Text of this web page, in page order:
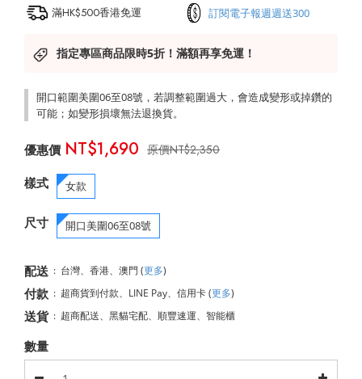
滿HK$500香港免運
訂閱電子報週週送300
指定專區商品限時5折！滿額再享免運！
開口範圍美圍06至08號，若調整範圍過大，會造成變形或掉鑽的
可能；如變形損壞無法退換貨。
NT$2,350
NT$1,690
樣式 女款
尺寸 開口美圍06至08號
配送 : 台灣、香港、澳門 (更多)
付款 : 超商貨到付款、LINE Pay、信用卡(更多)
送貨 : 超商配送、黑貓宅配、順豐速運、智能櫃
數量